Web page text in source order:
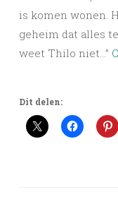
is komen wonen.
geheim dat alles
weet Thilo niet…”
Dit delen: